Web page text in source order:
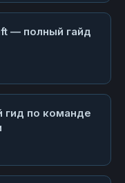
— полный гайд
гид по команде